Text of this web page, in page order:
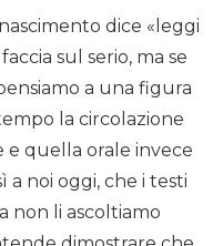
dice «leggi
sul serio, ma se
a una figura
la circolazione
e quella orale invece
a noi oggi, che i testi
non li ascoltiamo